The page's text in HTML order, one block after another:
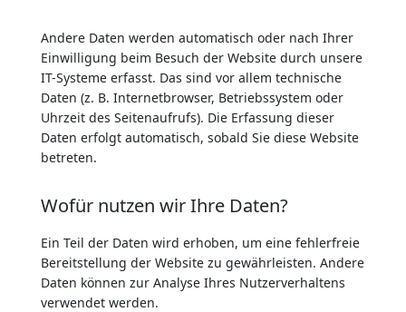
Andere Daten werden automatisch oder nach Ihrer
Einwilligung beim Besuch der Website durch unsere
IT-Systeme erfasst. Das sind vor allem technische
Daten (z. B. Internetbrowser, Betriebssystem oder
Uhrzeit des Seitenaufrufs). Die Erfassung dieser
Daten erfolgt automatisch, sobald Sie diese Website
betreten.
Wofür nutzen wir Ihre Daten?
Ein Teil der Daten wird erhoben, um eine fehlerfreie
Bereitstellung der Website zu gewährleisten. Andere
Daten können zur Analyse Ihres Nutzerverhaltens
verwendet werden.